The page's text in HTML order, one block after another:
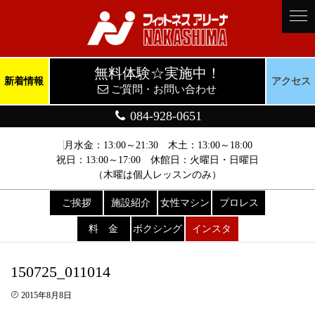
月水金：13:00～21:30 木土：13:00～18:00
祝日：13:00～17:00 休館日：火曜日・日曜日
（木曜は個人レッスンのみ）
084-928-0651
新着情報
無料体験☆実施中！
ご質問・お問い合わせ
アクセス
ご挨拶 施設紹介 女性マシン プロレス
料 金 ボクシング インスタ
150725_011014
2015年8月8日